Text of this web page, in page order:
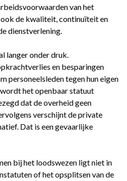
van het
de kwaliteit, continuïteit en
dienstverlening.
langer onder druk.
en besparingen
personeelsleden tegen hun eigen
het openbaar statuut
dat de overheid geen
verschijnt de private
Dat is een gevaarlijke
bij het loodswezen ligt niet in
of het opsplitsen van de